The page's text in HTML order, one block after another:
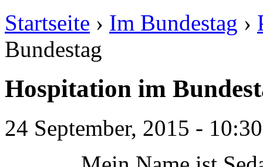
Startseite › Im Bundestag ›
Bundestag
Hospitation im
24 September, 2015 - 10:30